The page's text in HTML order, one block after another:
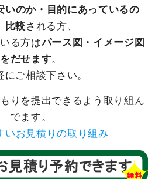
いのか・目的にあっているの
較される方、
る方はパース図・イメージ図
をだせます。
にご相談下さい。
りを提出できるよう取り組ん
でます。
いお見積りの取り組み